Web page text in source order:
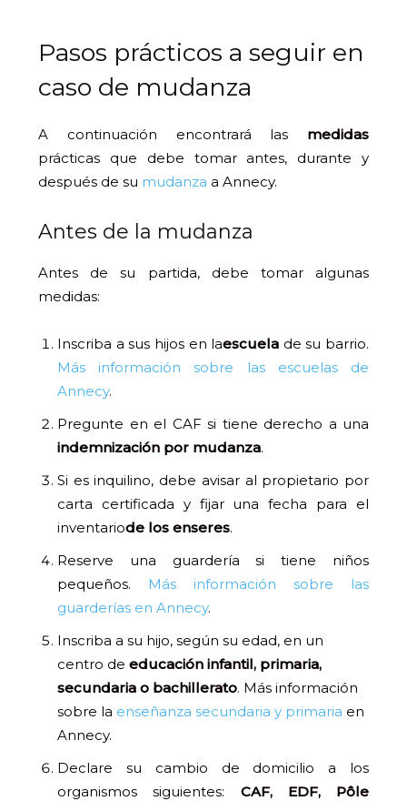
Pasos prácticos a seguir en
caso de mudanza
A continuación encontrará las medidas
prácticas que debe tomar antes, durante y
después de su mudanza a Annecy.
Antes de la mudanza
Antes de su partida, debe tomar algunas
medidas:
Inscriba a sus hijos en laescuela de su barrio.
Más información sobre las escuelas de
Annecy.
Pregunte en el CAF si tiene derecho a una
indemnización por mudanza.
Si es inquilino, debe avisar al propietario por
carta certificada y fijar una fecha para el
inventariode los enseres.
Reserve una guardería si tiene niños
pequeños.
Más información sobre las
guarderías en Annecy.
Inscriba a su hijo, según su edad, en un
centro de educación infantil, primaria,
secundaria o bachillerato. Más información
sobre la enseñanza secundaria y primaria en
Annecy.
Declare su cambio de domicilio a los
organismos siguientes: CAF, EDF, Pôle